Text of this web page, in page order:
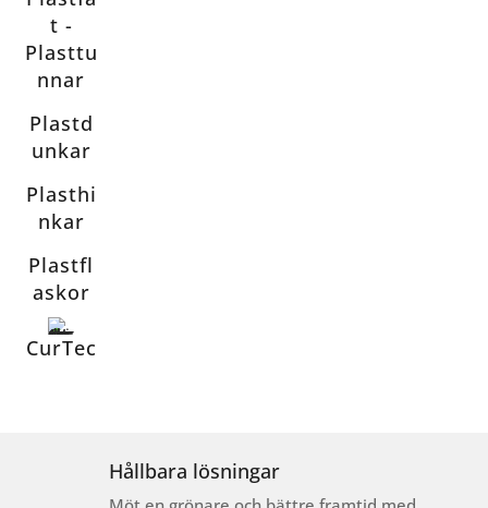
t -
Plasttu
nnar
Plastd
unkar
Plasthi
nkar
Plastfl
askor
CurTec
Hållbara lösningar